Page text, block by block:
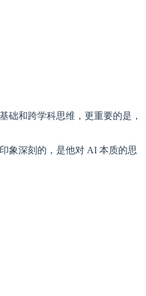
和跨学科思维，更重要的是，
象深刻的，是他对 AI 本质的思